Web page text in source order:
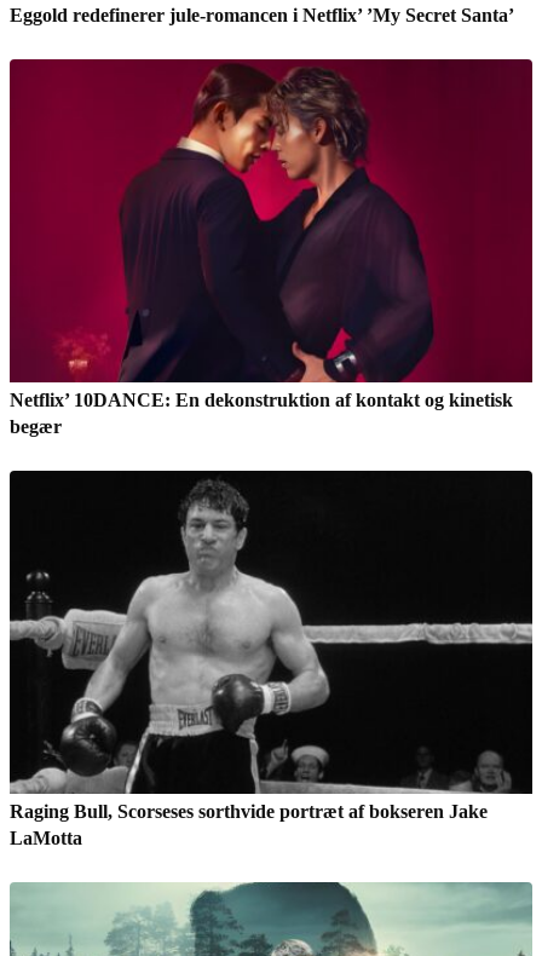
Eggold redefinerer jule-romancen i Netflix’ ’My Secret Santa’
Netflix’ 10DANCE: En dekonstruktion af kontakt og kinetisk
begær
Raging Bull, Scorseses sorthvide portræt af bokseren Jake
LaMotta